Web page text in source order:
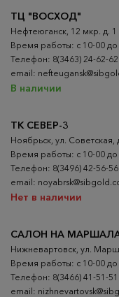
ТК СЕВЕР-3
Ноябрьск, ул. Советская,
Время работы: с 10-00 до
Телефон: 8(3496) 42-56-56
email:
Нет в наличии
ТЦ "ВОСХОД"
Нефтеюганск, 12 мкр. д. 1
Время работы: с 10-00 до
Телефон: 8(3463) 24-62-62
email:
В наличии
САЛОН НА
Нижневартовск, ул.
Время работы: с 10-00 до
Телефон: 8(3466) 41-51-51
email: